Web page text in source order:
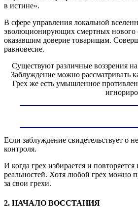
в истине».
В сфере управления локальной
эволюционирующих смертных нового
оказавшим доверие товарищам.
равновесие.
Существуют различные воззрения
Заблуждение можно рассматривать
Грех же есть умышленное
Если заблуждение свидетельствует о
контроля.
И когда грех избирается и
реальностей. Хотя любой грех можно
за свои грехи.
2. НАЧАЛО ВОССТАНИЯ